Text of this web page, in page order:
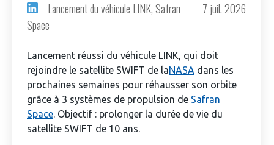
Lancement du véhicule LINK, Safran
Space
7 juil. 2026
Lancement réussi du véhicule LINK, qui doit
rejoindre le satellite SWIFT de laNASA dans les
prochaines semaines pour réhausser son orbite
grâce à 3 systèmes de propulsion de Safran
Space. Objectif : prolonger la durée de vie du
satellite SWIFT de 10 ans.